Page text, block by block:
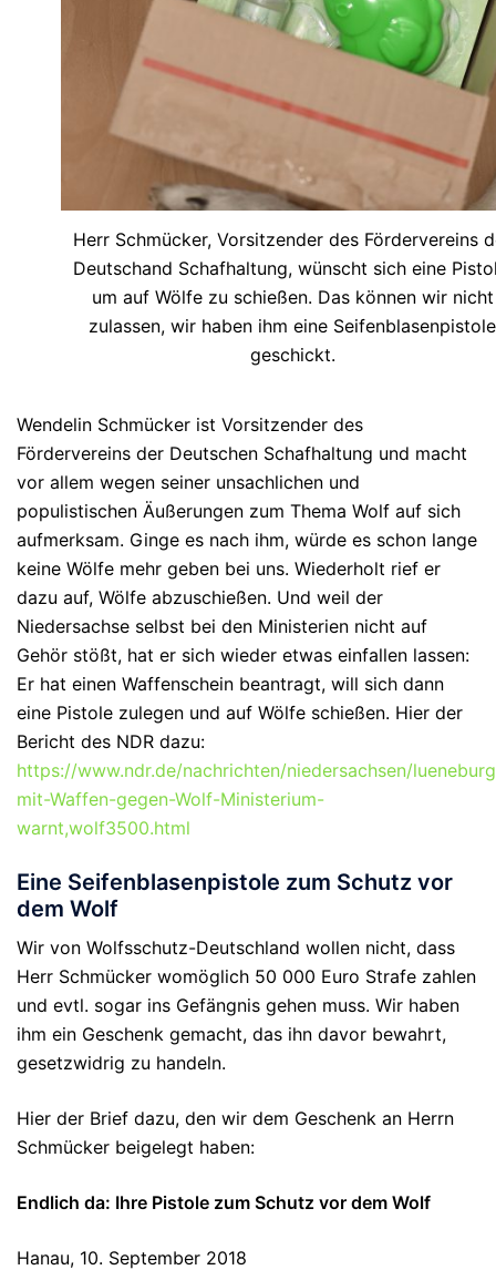
Herr Schmücker, Vorsitzender des Fördervereins
Deutschand Schafhaltung, wünscht sich eine
um auf Wölfe zu schießen. Das können wir nicht
zulassen, wir haben ihm eine Seifenblasenpistole
geschickt.
Wendelin Schmücker ist Vorsitzender des
Fördervereins der Deutschen Schafhaltung und macht
vor allem wegen seiner unsachlichen und
populistischen Äußerungen zum Thema Wolf auf sich
aufmerksam. Ginge es nach ihm, würde es schon lange
keine Wölfe mehr geben bei uns. Wiederholt rief er
dazu auf, Wölfe abzuschießen. Und weil der
Niedersachse selbst bei den Ministerien nicht auf
Gehör stößt, hat er sich wieder etwas einfallen lassen:
Er hat einen Waffenschein beantragt, will sich dann
eine Pistole zulegen und auf Wölfe schießen. Hier der
Bericht des NDR dazu:
https://www.ndr.de/nachrichten/niedersachsen/
mit-Waffen-gegen-Wolf-Ministerium-
warnt,wolf3500.html
Eine Seifenblasenpistole zum Schutz vor
dem Wolf
Wir von Wolfsschutz-Deutschland wollen nicht, dass
Herr Schmücker womöglich 50 000 Euro Strafe zahlen
und evtl. sogar ins Gefängnis gehen muss. Wir haben
ihm ein Geschenk gemacht, das ihn davor bewahrt,
gesetzwidrig zu handeln.
Hier der Brief dazu, den wir dem Geschenk an Herrn
Schmücker beigelegt haben:
Endlich da: Ihre Pistole zum Schutz vor dem Wolf
Hanau, 10. September 2018